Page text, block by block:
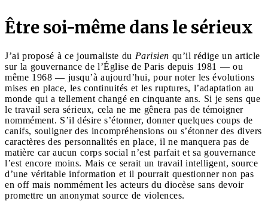
Être soi-même dans le sérieux
J’ai proposé à ce journaliste du Parisien qu’il rédige un article
sur la gouvernance de l’Église de Paris depuis 1981 — ou
même 1968 — jusqu’à aujourd’hui, pour noter les évolutions
mises en place, les continuités et les ruptures, l’adaptation au
monde qui a tellement changé en cinquante ans. Si je sens que
le travail sera sérieux, cela ne me gênera pas de témoigner
nommément. S’il désire s’étonner, donner quelques coups de
canifs, souligner des incompréhensions ou s’étonner des divers
caractères des personnalités en place, il ne manquera pas de
matière car aucun corps social n’est parfait et sa gouvernance
l’est encore moins. Mais ce serait un travail intelligent, source
d’une véritable information et il pourrait questionner non pas
en off mais nommément les acteurs du diocèse sans devoir
promettre un anonymat source de violences.